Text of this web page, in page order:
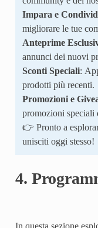
Impara e
migliorare le tue
Anteprime
annunci dei nuovi
Sconti Speciali:
prodotti più recenti.
Promozioni e
promozioni speciali
👉 Pronto a
unisciti oggi stesso!
4.
In questa sezione